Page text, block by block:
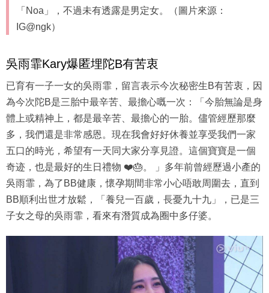
「Noa」，不過未有透露是男定女。（圖片來源：
IG@ngk）
吳雨霏Kary爆匿埋陀B有苦衷
已育有一子一女的吳雨霏，留言表示今次秘密生B有苦衷，因
為今次陀B是三胎中最辛苦、最擔心嘅一次：「今胎無論是身
體上或精神上，都是最辛苦、最擔心的一胎。儘管經歷那麼
多，我們還是非常感恩。現在我會好好休養並享受我們一家
五口的時光，希望有一天同大家分享見證。這個寶寶是一個
奇迹，也是最好的生日禮物 ❤️🎂。 」多年前曾經歷過小產的
吳雨霏，為了BB健康，懷孕期間非常小心唔敢周圍去，直到
BB順利出世才放鬆，「養兒一百歲，長憂九十九」，已是三
子女之母的吳雨霏，看來有潛質成為圈中多仔婆。